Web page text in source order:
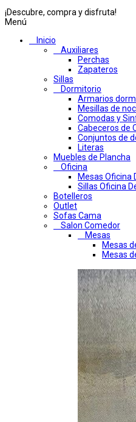
¡Descubre, compra y disfruta!
Menú
Inicio
Auxiliares
Perchas
Zapateros
Sillas
Dormitorio
Armarios
Mesillas de
Comodas y
Cabeceros de
Conjuntos de
Literas
Muebles de Plancha
Oficina
Mesas Oficina
Sillas Oficina
Botelleros
Outlet
Sofas Cama
Salon Comedor
Mesas
Mesas
Mesas